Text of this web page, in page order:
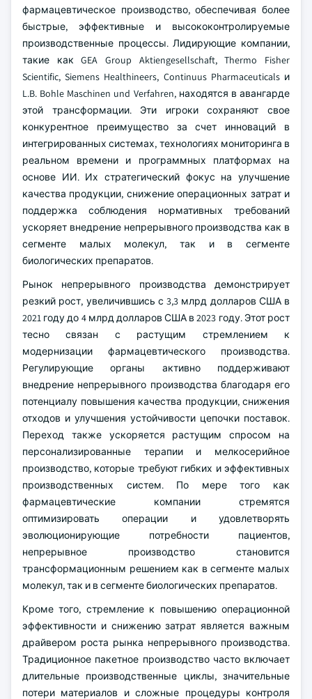
фармацевтическое производство, обеспечивая более
быстрые, эффективные и высококонтролируемые
производственные процессы. Лидирующие компании,
такие как GEA Group Aktiengesellschaft, Thermo Fisher
Scientific, Siemens Healthineers, Continuus Pharmaceuticals и
L.B. Bohle Maschinen und Verfahren, находятся в авангарде
этой трансформации. Эти игроки сохраняют свое
конкурентное преимущество за счет инноваций в
интегрированных системах, технологиях мониторинга в
реальном времени и программных платформах на
основе ИИ. Их стратегический фокус на улучшение
качества продукции, снижение операционных затрат и
поддержка соблюдения нормативных требований
ускоряет внедрение непрерывного производства как в
сегменте малых молекул, так и в сегменте
биологических препаратов.
Рынок непрерывного производства демонстрирует
резкий рост, увеличившись с 3,3 млрд долларов США в
2021 году до 4 млрд долларов США в 2023 году. Этот рост
тесно связан с растущим стремлением к
модернизации фармацевтического производства.
Регулирующие органы активно поддерживают
внедрение непрерывного производства благодаря его
потенциалу повышения качества продукции, снижения
отходов и улучшения устойчивости цепочки поставок.
Переход также ускоряется растущим спросом на
персонализированные терапии и мелкосерийное
производство, которые требуют гибких и эффективных
производственных систем. По мере того как
фармацевтические компании стремятся
оптимизировать операции и удовлетворять
эволюционирующие потребности пациентов,
непрерывное производство становится
трансформационным решением как в сегменте малых
молекул, так и в сегменте биологических препаратов.
Кроме того, стремление к повышению операционной
эффективности и снижению затрат является важным
драйвером роста рынка непрерывного производства.
Традиционное пакетное производство часто включает
длительные производственные циклы, значительные
потери материалов и сложные процедуры контроля